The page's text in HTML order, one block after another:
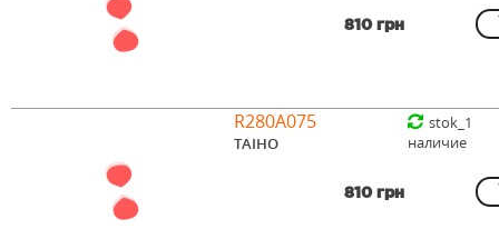
810 грн
R280A075
TAIHO
810 грн
stok_1
наличие